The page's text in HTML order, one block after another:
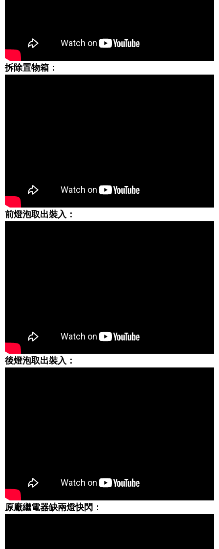
拆除置物箱：
前燈泡取出裝入：
後燈泡取出裝入：
原廠繼電器缺兩燈快閃：